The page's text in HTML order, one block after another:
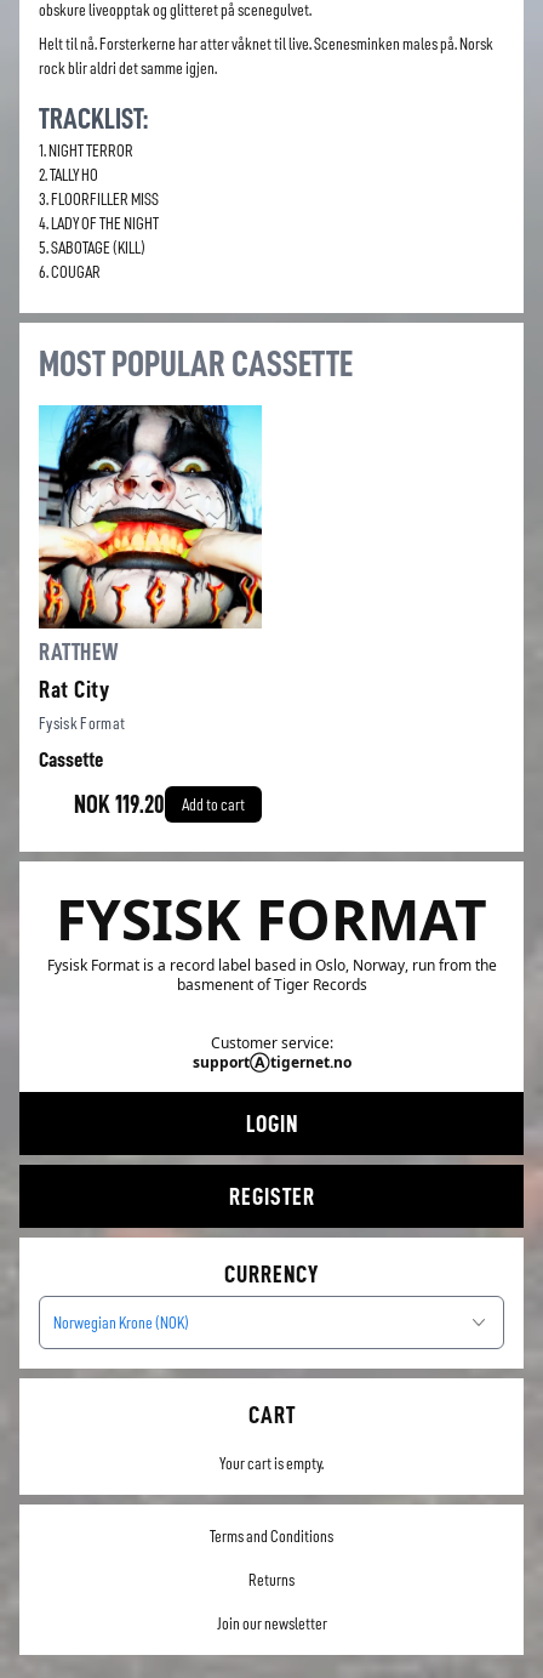
obskure liveopptak og glitteret på scenegulvet.
Helt til nå. Forsterkerne har atter våknet til live. Scenesminken males på. Norsk
rock blir aldri det samme igjen.
TRACKLIST:
1. NIGHT TERROR
2. TALLY HO
3. FLOORFILLER MISS
4. LADY OF THE NIGHT
5. SABOTAGE (KILL)
6. COUGAR
MOST POPULAR CASSETTE
RATTHEW
Rat City
Fysisk Format
Cassette
NOK 119.20 Add to cart
FYSISK FORMAT
Fysisk Format is a record label based in Oslo, Norway, run from the
basmenent of Tiger Records
Customer service:
supportⒶtigernet.no
LOGIN
REGISTER
CURRENCY
Norwegian Krone (NOK)
CART
Your cart is empty.
Terms and Conditions
Returns
Join our newsletter